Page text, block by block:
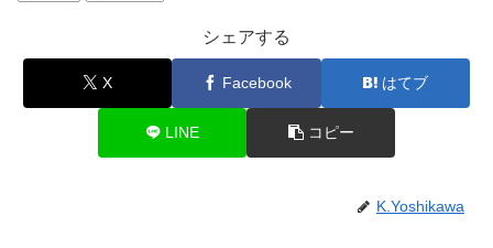
シェアする
X Facebook はてブ
LINE コピー
K.Yoshikawa